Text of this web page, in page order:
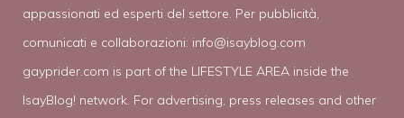
appassionati ed esperti del settore. Per pubblicità,
comunicati e collaborazioni: info@isayblog.com
gayprider.com is part of the LIFESTYLE AREA inside the
IsayBlog! network. For advertising, press releases and other